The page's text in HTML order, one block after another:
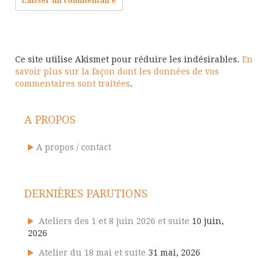
Ce site utilise Akismet pour réduire les indésirables. En
savoir plus sur la façon dont les données de vos
commentaires sont traitées.
A PROPOS
A propos / contact
DERNIÈRES PARUTIONS
Ateliers des 1 et 8 juin 2026 et suite 10 juin,
2026
Atelier du 18 mai et suite 31 mai, 2026